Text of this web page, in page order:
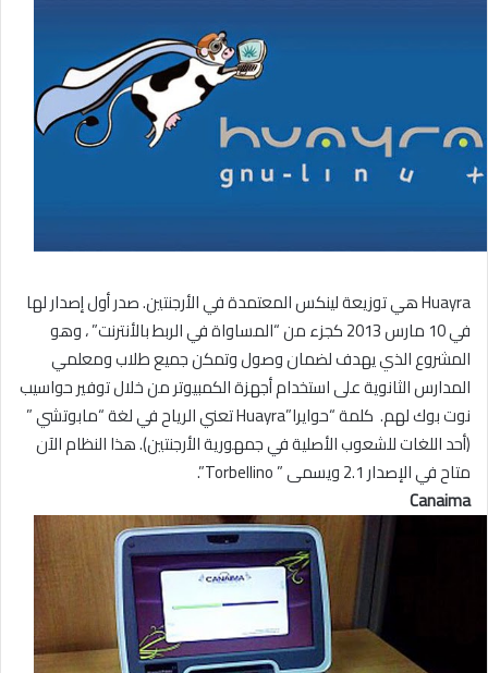
Huayra هي توزيعة لينكس المعتمدة في الأرجنتين. صدر أول إصدار لها
في 10 مارس 2013 كجزء من “المساواة في الربط بالأنترنت” ، وهو
المشروع الذي يهدف لضمان وصول وتمكن جميع طلاب ومعلمي
المدارس الثانوية على استخدام أجهزة الكمبيوتر من خلال توفير حواسيب
نوت بوك لهم. كلمة “حوايرا”Huayra تعني الرياح في لغة “مابوتشي ”
(أحد اللغات للشعوب الأصلية في جمهورية الأرجنتين). هذا النظام الآن
متاح في الإصدار 2.1 ويسمى ” Torbellino”.
Canaima